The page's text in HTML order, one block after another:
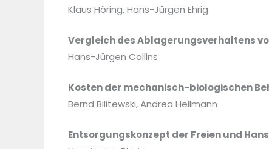
Klaus Höring, Hans-Jürgen Ehrig
Vergleich des Ablagerungsverhaltens
Hans-Jürgen Collins
Kosten der mechanisch-biologischen
Bernd Bilitewski, Andrea Heilmann
Entsorgungskonzept der Freien und